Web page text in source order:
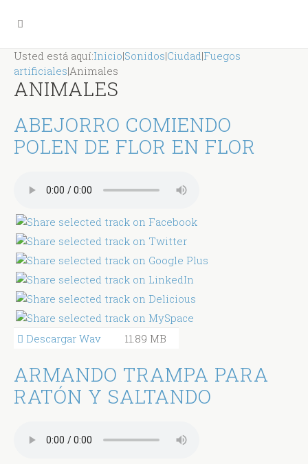
Usted está aquí:Inicio|Sonidos|Ciudad|Fuegos
artificiales|Animales
ANIMALES
ABEJORRO COMIENDO
POLEN DE FLOR EN FLOR
Descargar Wav 11.89 MB
ARMANDO TRAMPA PARA
RATÓN Y SALTANDO